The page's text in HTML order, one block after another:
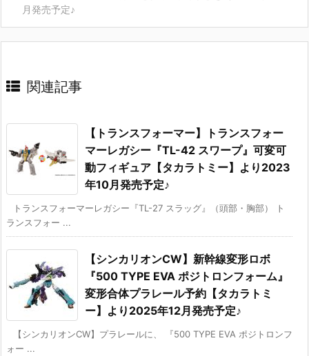
月発売予定♪
関連記事
【トランスフォーマー】トランスフォー
マーレガシー『TL-42 スワープ』可変可
動フィギュア【タカラトミー】より2023
年10月発売予定♪
トランスフォーマーレガシー『TL-27 スラッグ』（頭部・胸部） ト
ランスフォー ...
【シンカリオンCW】新幹線変形ロボ
『500 TYPE EVA ポジトロンフォーム』
変形合体プラレール予約【タカラトミ
ー】より2025年12月発売予定♪
【シンカリオンCW】プラレールに、 『500 TYPE EVA ポジトロンフ
ォー ...